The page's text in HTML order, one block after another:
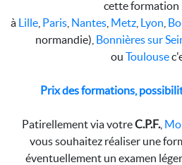
cette formation
à Lille Paris Nantes Metz Lyon
normandie), Bonnières sur
ou Toulouse
Prix des formations,
Patirellement via votreC.P.F.,
vous souhaitez réaliser une
éventuellement un examen